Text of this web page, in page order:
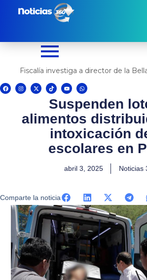
F
a
c
I
n
s
a
X
-
t
t
t
e
T
i
k
t
o
Y
o
u
t
u
e
W
h
a
t
s
p
p
Suspenden
alimentos
intoxicación
escolares en
abril 3, 2025 Noticias
Comparte la noticia